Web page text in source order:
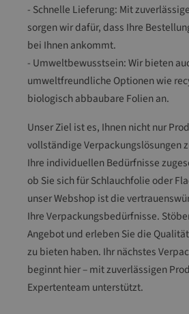
- Schnelle Lieferung: Mit
sorgen wir dafür, dass Ihre
bei Ihnen ankommt.
- Umweltbewusstsein: Wir bieten
umweltfreundliche Optionen wie
biologisch abbaubare Folien an.
Unser Ziel ist es, Ihnen nicht nur
vollständige Verpackungslösungen
Ihre individuellen Bedürfnisse
ob Sie sich für Schlauchfolie oder
unser Webshop ist die
Ihre Verpackungsbedürfnisse.
Angebot und erleben Sie die
zu bieten haben. Ihr nächstes
beginnt hier – mit zuverlässigen
Expertenteam unterstützt.